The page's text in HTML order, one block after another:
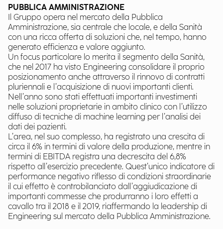
PUBBLICA AMMINISTRAZIONE
Il Gruppo opera nel mercato della Pubblica
Amministrazione, sia centrale che locale, e della Sanità
con una ricca offerta di soluzioni che, nel tempo, hanno
generato efficienza e valore aggiunto.
Un focus particolare lo merita il segmento della Sanità,
che nel 2017 ha visto Engineering consolidare il proprio
posizionamento anche attraverso il rinnovo di contratti
pluriennali e l’acquisizione di nuovi importanti clienti.
Nell’anno sono stati effettuati importanti investimenti
nelle soluzioni proprietarie in ambito clinico con l’utilizzo
diffuso di tecniche di machine learning per l’analisi dei
dati dei pazienti.
L’area, nel suo complesso, ha registrato una crescita di
circa il 6% in termini di valore della produzione, mentre in
termini di EBITDA registra una decrescita del 6,8%
rispetto all’esercizio precedente. Quest’unico indicatore di
performance negativo riflesso di condizioni straordinarie
il cui effetto è controbilanciato dall’aggiudicazione di
importanti commesse che produrranno i loro effetti a
cavallo tra il 2018 e il 2019, riaffermando la leadership di
Engineering sul mercato della Pubblica Amministrazione.